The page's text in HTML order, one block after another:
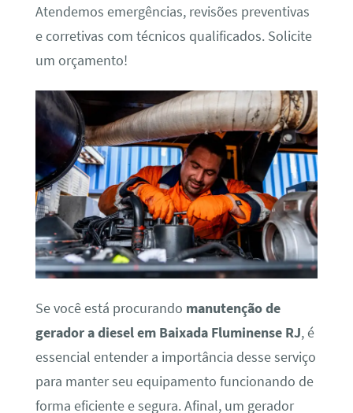
Atendemos emergências, revisões preventivas
e corretivas com técnicos qualificados. Solicite
um orçamento!
Se você está procurando manutenção de
gerador a diesel em Baixada Fluminense RJ, é
essencial entender a importância desse serviço
para manter seu equipamento funcionando de
forma eficiente e segura. Afinal, um gerador